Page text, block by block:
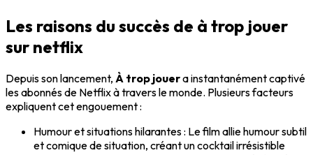
Les raisons du succès de à trop jouer
sur netflix
Depuis son lancement, À trop jouera instantanément captivé
les abonnés de Netflix à travers le monde. Plusieurs facteurs
expliquent cet engouement :
Humour et situations hilarantes: Le film allie humour subtil
et comique de situation, créant un cocktail irrésistible